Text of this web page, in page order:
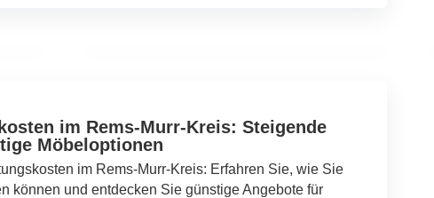
im Rems-Murr-Kreis: Steigende
Möbeloptionen
im Rems-Murr-Kreis: Erfahren Sie, wie Sie
können und entdecken Sie günstige Angebote für